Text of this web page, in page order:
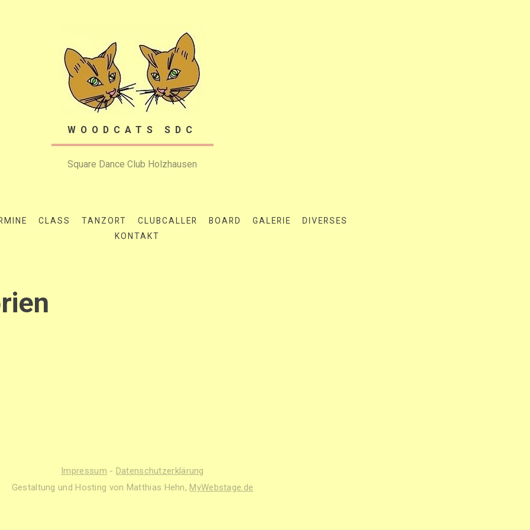
WOODCATS SDC
Square Dance Club Holzhausen
CLASS TANZORT CLUBCALLER BOARD GALERIE
DIVERSES
KONTAKT
Impressum - Datenschutzerklärung
Gestaltung und Hosting von Matthias Hehn, MyWebstage.de